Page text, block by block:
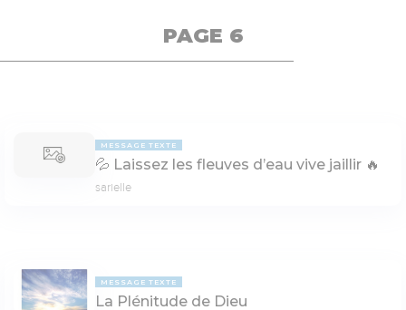
PAGE 6
MESSAGE TEXTE
💦 Laissez les fleuves d’eau vive jaillir 🔥
sarielle
MESSAGE TEXTE
La Plénitude de Dieu